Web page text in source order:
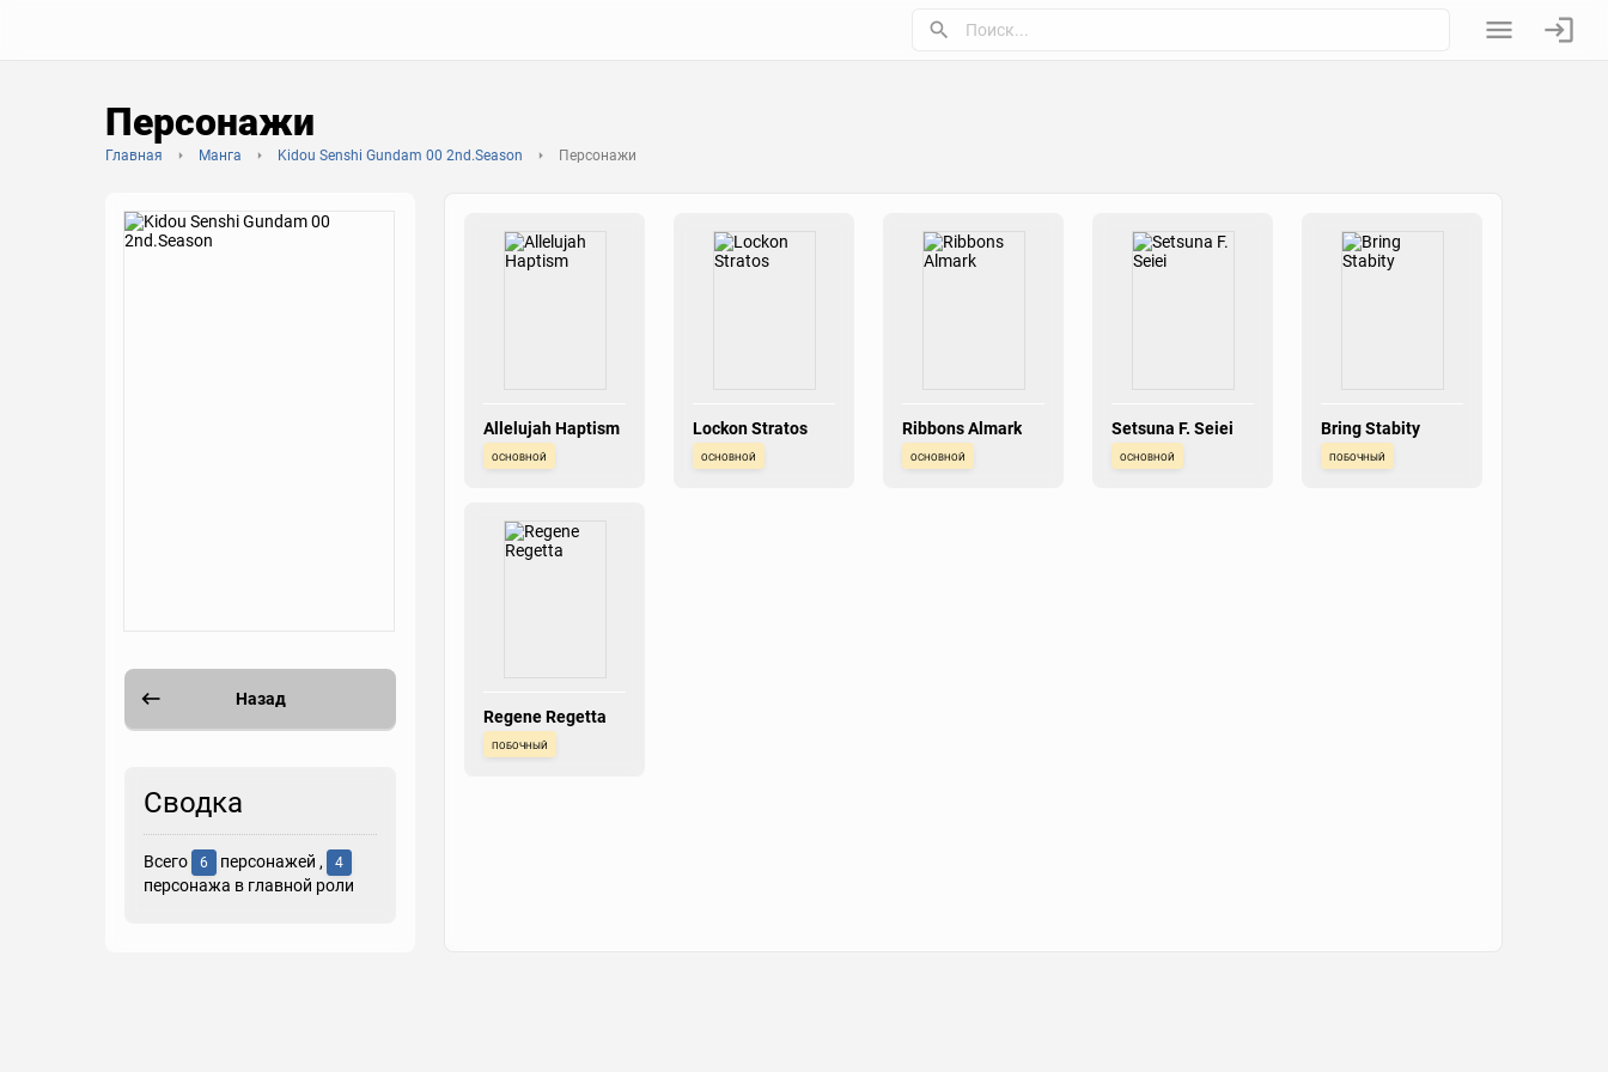
Персонажи
Главная Манга Kidou Senshi Gundam 00 2nd.Season Персонажи
Назад
Сводка
Всего 6 персонажей , 4
персонажа в главной роли
Allelujah Haptism
основной
Lockon Stratos
основной
Ribbons Almark
основной
Setsuna F. Seiei
основной
Bring Stabity
побочный
Regene Regetta
побочный